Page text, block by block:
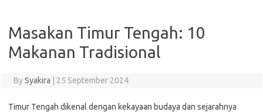
Masakan Timur Tengah: 10
Makanan Tradisional
BySyakira 25 September 2024
Timur Tengah dikenal dengan kekayaan budaya dan sejarahnya